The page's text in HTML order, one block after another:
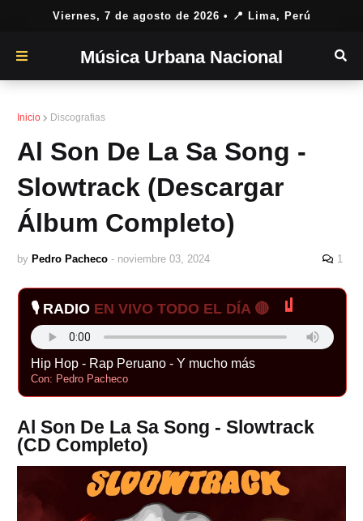
Viernes, 7 de agosto de 2026 • 📍 Lima, Perú
Música Urbana Nacional
Inicio Discografias
Al Son De La Sa Song -
Slowtrack (Descargar
Álbum Completo)
by Pedro Pacheco - noviembre 03, 2024 1
🎙️ RADIO EN VIVO TODO EL DÍA 🔴
Hip Hop - Rap Peruano - Y mucho más
Con: Pedro Pacheco
Al Son De La Sa Song - Slowtrack
(CD Completo)